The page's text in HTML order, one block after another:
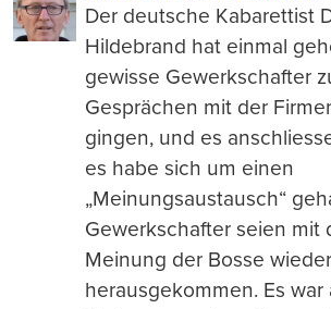
Der deutsche Kabarettist
Hildebrand hat einmal
gewisse Gewerkschafter
Gesprächen mit der
gingen, und es
es habe sich um einen
„Meinungsaustausch“
Gewerkschafter seien mit
Meinung der Bosse wieder
herausgekommen. Es war